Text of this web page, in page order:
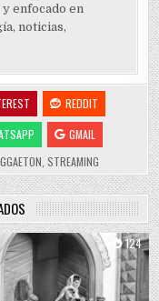
enfocado en
noticias,
REDDIT
GMAIL
STREAMING
124